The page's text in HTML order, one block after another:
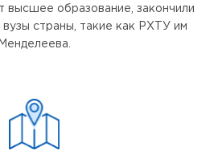
высшее образование, закончили
страны, такие как РХТУ им
Менделеева.